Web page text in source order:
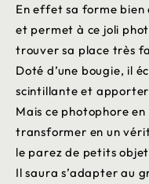
En effet sa forme bien
et permet à ce joli
trouver sa place très
Doté d’une bougie, il
scintillante et
Mais ce photophore
transformer en un
le parez de petits
Il saura s’adapter au